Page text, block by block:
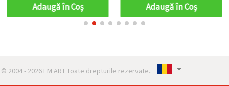
Adaugă în Coş Adaugă în Coş
© 2004 - 2026 EM ART Toate drepturile rezervate..